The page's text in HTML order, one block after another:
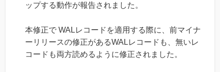
ップする動作が報告されました。
本修正で WALレコードを適用する際に、前マイナ
ーリリースの修正があるWALレコードも、無いレ
コードも両方読めるように修正されました。